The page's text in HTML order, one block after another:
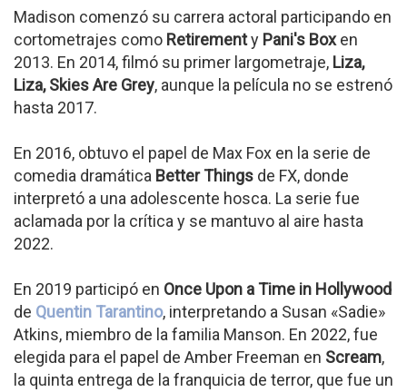
Madison comenzó su carrera actoral participando en
cortometrajes como Retirementy Pani's Boxen
2013. En 2014, filmó su primer largometraje, Liza,
Liza, Skies Are Grey, aunque la película no se estrenó
hasta 2017.
En 2016, obtuvo el papel de Max Fox en la serie de
comedia dramática Better Things de FX, donde
interpretó a una adolescente hosca. La serie fue
aclamada por la crítica y se mantuvo al aire hasta
2022.
En 2019 participó en Once Upon a Time in Hollywood
de Quentin Tarantino, interpretando a Susan «Sadie»
Atkins, miembro de la familia Manson. En 2022, fue
elegida para el papel de Amber Freeman en Scream,
la quinta entrega de la franquicia de terror, que fue un